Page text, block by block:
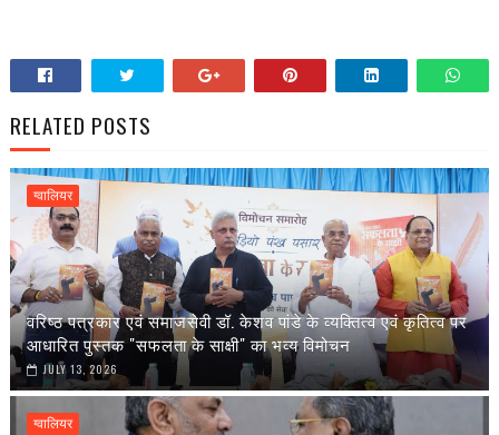
RELATED POSTS
ग्वालियर
वरिष्ठ पत्रकार एवं समाजसेवी डॉ. केशव पांडे के व्यक्तित्व एवं कृतित्व पर
आधारित पुस्तक "सफलता के साक्षी" का भव्य विमोचन
JULY 13, 2026
ग्वालियर